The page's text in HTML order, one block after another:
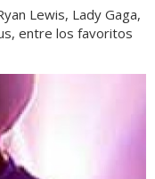
Lewis, Lady Gaga,
entre los favoritos